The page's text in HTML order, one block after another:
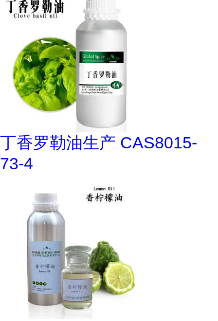
丁香罗勒油生产 CAS8015-
73-4